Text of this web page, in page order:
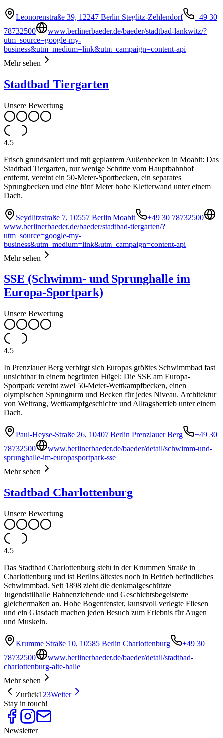
Leonorenstraße 39, 12247 Berlin Steglitz-Zehlendorf
+49 30
78732500
www.berlinerbaeder.de/baeder/stadtbad-lankwitz/?
utm_source=google-my-
business&utm_medium=link&utm_campaign=content-api
Mehr sehen
Stadtbad Tiergarten
Unsere Bewertung
4.5
Frisch grundsaniert und mit geplantem Außenbecken in Moabit: Das
Stadtbad Tiergarten, nur wenige Schritte vom Hauptbahnhof
entfernt, vereint ein 50-Meter-Sportbecken, ein separates
Sprungbecken und eine fünf Meter hohe Kletterwand unter einem
Dach.
Seydlitzstraße 7, 10557 Berlin Moabit
+49 30 78732500
www.berlinerbaeder.de/baeder/stadtbad-tiergarten/?
utm_source=google-my-
business&utm_medium=link&utm_campaign=content-api
Mehr sehen
SSE (Schwimm- und Sprunghalle im
Europa-Sportpark)
Unsere Bewertung
4.5
In Prenzlauer Berg verbirgt sich Europas größtes Schwimmbad fast
unsichtbar in einem begrünten Hügel: Die SSE am Europa-
Sportpark vereint zwei 50-Meter-Wettkampfbecken, einen
olympischen Sprungturm und Becken für jedes Niveau. Architektur
von Weltrang, Wettkampfgeschichte und Alltagsbetrieb unter einem
Dach.
Paul-Heyse-Straße 26, 10407 Berlin Prenzlauer Berg
+49 30
78732500
www.berlinerbaeder.de/baeder/detail/schwimm-und-
sprunghalle-im-europasportpark-sse
Mehr sehen
Stadtbad Charlottenburg
Unsere Bewertung
4.5
Das Stadtbad Charlottenburg steht in der Krummen Straße in
Charlottenburg und ist Berlins ältestes noch in Betrieb befindliches
Schwimmbad. Seit 1898 zieht die denkmalgeschützte
Jugendstilhalle Bahnenziehende und Geschichtsbegeisterte
gleichermaßen an. Hohe Bogenfenster, kunstvoll verlegte Fliesen
und ein Glasdach machen jeden Besuch zum Erlebnis für Augen
und Muskeln.
Krumme Straße 10, 10585 Berlin Charlottenburg
+49 30
78732500
www.berlinerbaeder.de/baeder/detail/stadtbad-
charlottenburg-alte-halle
Mehr sehen
Zurück1 23Weiter
Stay in touch!
Newsletter